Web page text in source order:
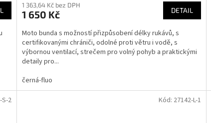
1 363,64 Kč bez DPH
1 650 Kč DETAIL
Moto bunda s možností přizpůsobení délky rukávů, s
certifikovanými chrániči, odolné proti větru i vodě, s
výbornou ventilací, strečem pro volný pohyb a praktickými
detaily pro...
černá-fluo
S-2
Kód: 27142-L-1